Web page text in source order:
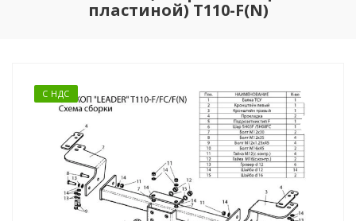
пластиной) T110-F(N)
С НДС